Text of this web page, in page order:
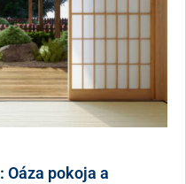
Oáza pokoja a